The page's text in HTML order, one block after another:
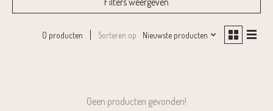
0 producten Sorteren op Nieuwste producten
Geen producten gevonden!